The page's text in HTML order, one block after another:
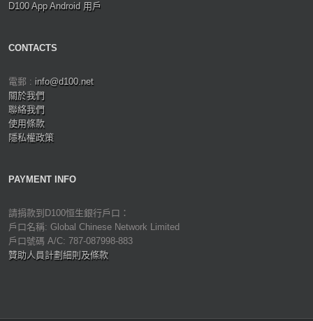
D100 App Android 用戶
CONTACTS
電郵 : info@d100.net
關於我們
聯絡我們
使用條款
隱私權政策
PAYMENT INFO
請捐款到D100恒生銀行戶口：
戶口名稱: Global Chinese Network Limited
戶口號碼 A/C: 787-087998-883
贊助人員計劃細則及條款